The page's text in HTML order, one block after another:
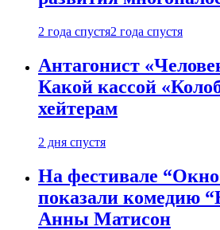
2 года спустя2 года спустя
Антагонист
Какой кассой
хейтерам
2 дня спустя
На фестивале
показали комедию
Анны Матисон